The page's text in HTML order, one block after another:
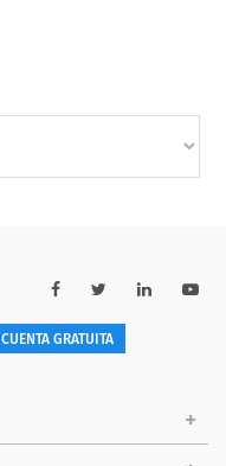
CUENTA GRATUITA